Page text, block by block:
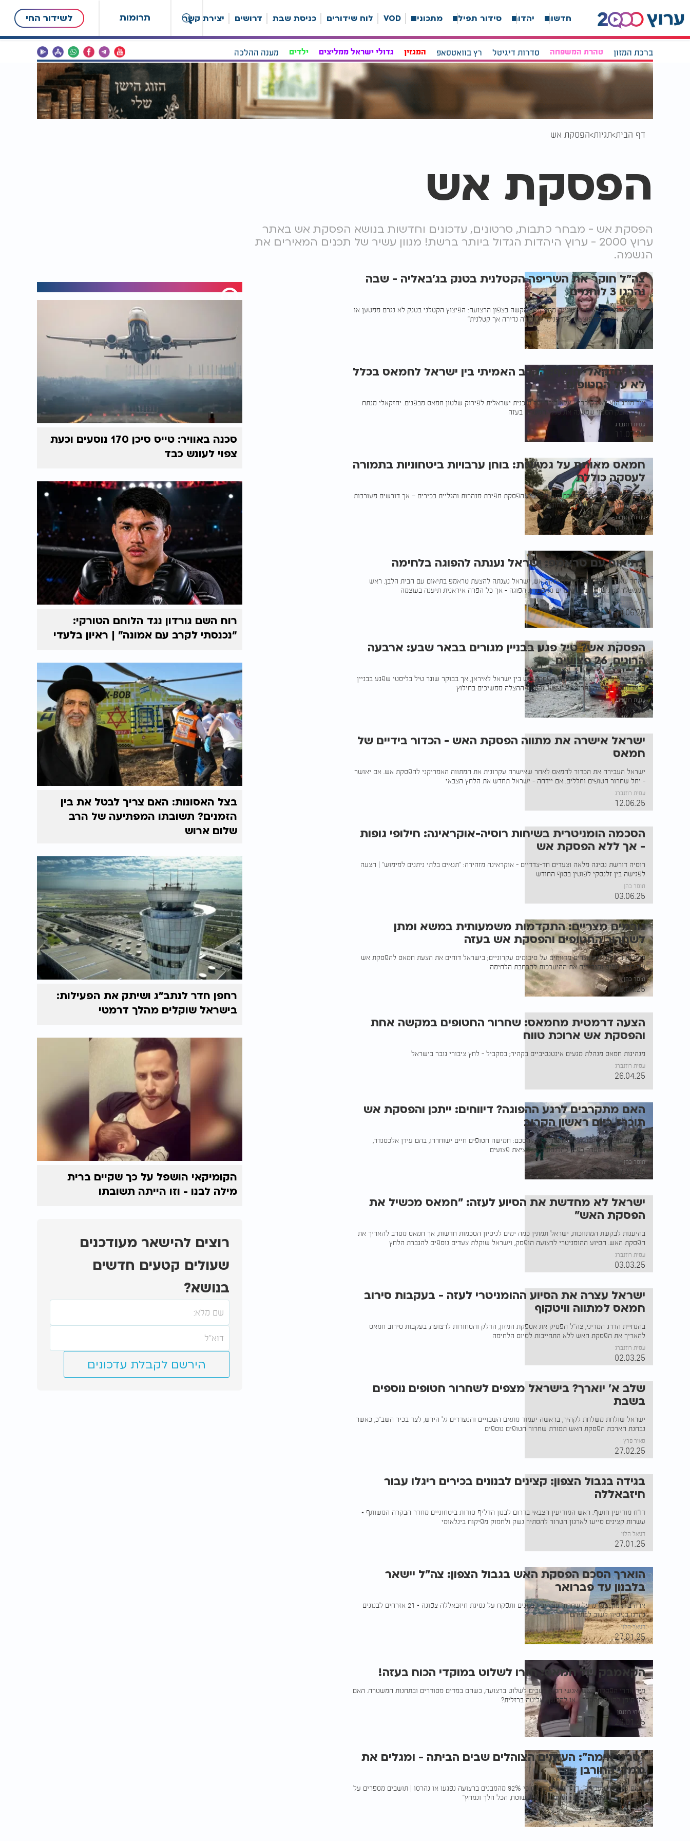
תרומות לשידור החי חדשות יהדות סידור תפילה מתכונים VOD לוח שידורים כניסת שבת דרושים יצירת קשר
ברכת המזון טהרת המשפחה סדרות דיגיטל רץ בוואטסאפ המגזין גדולי ישראל ממליצים ילדים מענה ההלכה
דף הבית תגיות הפסקת אש
הפסקת אש
הפסקת אש - מבחר כתבות, סרטונים, עדכונים וחדשות בנושא הפסקת אש באתר
ערוץ 2000 - ערוץ היהדות הגדול ביותר ברשת! מגוון עשיר של תכנים המאירים את
הנשמה.
צה"ל חוקר את השריפה הקטלנית בטנק בג'באליה - שבה
נהרגו 3 לוחמים
צה"ל מפרסם ממצאים ראשוניים מהתקרית הקשה בצפון הרצועה: הפיצוץ הקטלני בטנק לא נגרם ממטען או
טיל אויב, אלא מהתפוצצות פגז פנימי - "תקלה נדירה אך קטלנית"
עמית רוזנברג
15.07.25
צבי יחזקאלי חושף: הקרב האמיתי בין ישראל לחמאס בכלל
לא על החטופים
ציר מורג הוא לא רק כביש אלא ליבה של תוכנית ישראלית לפירוק שלטון חמאס מבפנים. יחזקאלי מנתח
את המאבק הסמוי שמשנה את כללי המשחק בעזה
עמית רוזנברג
11.07.25
חמאס מאותת על גמישות: בוחן ערבויות ביטחוניות בתמורה
לעסקה כוללת
גורמים בארגון: מוכנים לסגירת מפעלי ייצור, הפסקת חפירת מנהרות והגליית בכירים — אך דורשים מעורבות
בינלאומית ושימור השפעה ביטחונית
עמית רוזנברג
04.07.25
בתיאום עם טראמפ: ישראל נענתה להפוגה בלחימה
לאחר שארה"ב גיבשה מתווה הפסקת אש, ישראל נענתה להצעת טראמפ בתיאום עם הבית הלבן. ראש
הממשלה הדגיש שהשגת היעדים מאפשרת הפוגה - אך כל הפרה איראנית תיענה בעוצמה
עמית רוזנברג
24.06.25
הפסקת אש? טיל פגע בבניין מגורים בבאר שבע: ארבעה
הרוגים, 26 פצועים
במהלך הלילה הודיע טראמפ על הפסקת אש בין ישראל לאיראן, אך בבוקר שוגר טיל בליסטי שפגע בבניין
בבאר שבע. ארבעה נהרגו, 26 נפצעו, וכוחות ההצלה ממשיכים בחילוץ
עמית רוזנברג
24.06.25
ישראל אישרה את מתווה הפסקת האש - הכדור בידיים של
חמאס
ישראל העבירה את הכדור לחמאס לאחר שאישרה עקרונית את המתווה האמריקני להפסקת אש. אם יאושר
- יחל שחרור חטופים וחללים. אם יידחה - ישראל תחדש את הלחץ הצבאי
עמית רוזנברג
12.06.25
הסכמה הומניטרית בשיחות רוסיה-אוקראינה: חילופי גופות
- אך ללא הפסקת אש
רוסיה דורשת נסיגה מלאה וצעדים חד-צדדיים - אוקראינה מזהירה: "תנאים בלתי ניתנים למימוש" | הצעה
לפגישה בין זלנסקי לפוטין בסוף החודש
תומר כהן
03.06.25
גורמים מצריים: התקדמות משמעותית במשא ומתן
לשחרור החטופים והפסקת אש בעזה
מקורות ביטחוניים במצרים מדווחים על סיכומים עקרוניים; בישראל דוחים את הצעת חמאס להפסקת אש
של חמש שנים ומגבירים את ההיערכות להרחבת הלחימה
תומר כהן
28.04.25
הצעה דרמטית מחמאס: שחרור החטופים במקשה אחת
והפסקת אש ארוכת טווח
מנהיגות חמאס מנהלת מגעים אינטנסיביים בקהיר; במקביל - לחץ ציבורי גובר בישראל
עמית רוזנברג
26.04.25
האם מתקרבים לרגע ההפוגה? דיווחים: ייתכן והפסקת אש
תוכרז ביום ראשון הקרוב
לפי סוכנות "מען", ישראל נתנה אור ירוק להסכם: חמישה חטופים חיים ישוחררו, בהם עידן אלכסנדר,
ובמקביל ייפתח מעבר רפיח להכנסת סיוע ויציאת פצועים
תומר כהן
27.03.25
ישראל לא מחדשת את הסיוע לעזה: "חמאס מכשיל את
הפסקת האש"
בהיענות לבקשת המתווכות, ישראל תמתין כמה ימים לניסיון הסכמות חדשות, אך חמאס מסרב להאריך את
הפסקת האש. הסיוע ההומניטרי לרצועה הופסק, וישראל שוקלת צעדים נוספים להגברת הלחץ
עמית רוזנברג
03.03.25
ישראל עצרה את הסיוע ההומניטרי לעזה - בעקבות סירוב
חמאס למתווה וויטקוף
בהנחיית הדרג המדיני, צה"ל הפסיק את אספקת המזון, הדלק והסחורות לרצועה, בעקבות סירוב חמאס
להאריך את הפסקת האש ללא התחייבות לסיום הלחימה
עמית רוזנברג
02.03.25
שלב א' יוארך? בישראל מצפים לשחרור חטופים נוספים
בשבת
ישראל שולחת משלחת לקהיר, בראשה יעמוד מתאם השבויים והנעדרים גל הירש, לצד בכיר השב"כ, כאשר
נבחנת הארכת הפסקת האש תמורת שחרור חטופים נוספים
מאיר פרץ
27.02.25
בגידה בגבול הצפון: קצינים לבנונים בכירים ריגלו עבור
חיזבאללה
דו"ח מודיעין חושף: ראש המודיעין הצבאי בדרום לבנון הדליף סודות ביטחוניים מחדר הבקרה המשותף •
עשרות קצינים סייעו לארגון הטרור להסתיר נשק ולחמוק מפיקוח בינלאומי
דניאל הלוי
27.01.25
הוארך הסכם הפסקת האש בגבול הצפון: צה"ל יישאר
בלבנון עד פברואר
ארה"ב תתווך במו"מ על שחרור עצורים לבנונים ותפקח על נסיגת חיזבאללה צפונה • 21 אזרחים לבנונים
נהרגו בניסיון לשוב לבתיהם
דניאל הלוי
27.01.25
הקאמבק של חמאס: חזרו לשלוט במוקדי הכוח בעזה!
מיד אחרי הפסקת האש: אנשי חמאס שבים לשלוט ברצועה, כשהם במדים מסודרים ובתחנות המשטרה. האם
זהו סימן להשבת הסדר - או להמשך שליטה ברזלית?
אביחי רוזנמן
23.01.25
"סרט אימה": העזתים הצוהלים שבים הביתה - ומגלים את
ממדי החורבן
"נקום נקמת דם עבדיך": דו"ח האו"ם מדווח כי 92% מהמבנים ברצועה נפגעו או נהרסו | תושבים מספרים על
קושי לזהות את בתיהם בין ההריסות | "הכל שוטח, הכל הלך ונמחץ"
דניאל הלוי
20.01.25
סכנה באוויר: טייס סיכן 170 נוסעים וכעת
צפוי לעונש כבד
רוח השם גורדון נגד הלוחם הטורקי:
“נכנסתי לקרב עם אמונה” | ראיון בלעדי
בצל האסונות: האם צריך לבטל את בין
הזמנים? תשובתו המפתיעה של הרב
שלום ארוש
רחפן חדר לנתב"ג ושיתק את הפעילות:
בישראל שוקלים מהלך דרמטי
הקומיקאי הושפל על כך שקיים ברית
מילה לבנו - וזו הייתה תשובתו
רוצים להישאר מעודכנים
שעולים קטעים חדשים
בנושא?
הירשם לקבלת עדכונים